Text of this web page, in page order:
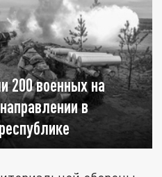
200 военных на
в